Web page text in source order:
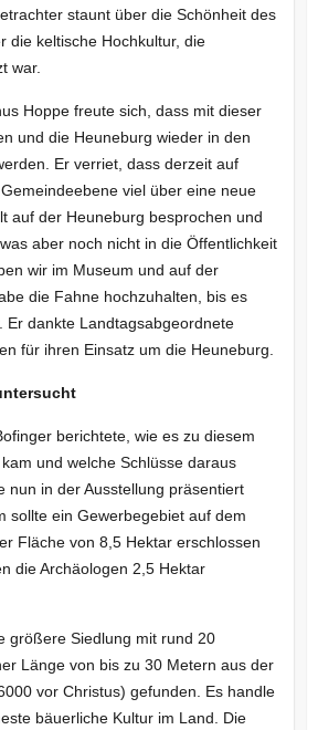
staunt über die Schönheit des
die keltische Hochkultur, die
war.
Hoppe freute sich, dass mit dieser
und die Heuneburg wieder in den
Er verriet, dass derzeit auf
viel über eine neue
auf der Heuneburg besprochen und
aber noch nicht in die Öffentlichkeit
wir im Museum und auf der
die Fahne hochzuhalten, bis es
Er dankte Landtagsabgeordnete
für ihren Einsatz um die Heuneburg.
berichtete, wie es zu diesem
und welche Schlüsse daraus
nun in der Ausstellung präsentiert
sollte ein Gewerbegebiet auf dem
Fläche von 8,5 Hektar erschlossen
die Archäologen 2,5 Hektar
größere Siedlung mit rund 20
Länge von bis zu 30 Metern aus der
vor Christus) gefunden. Es handle
bäuerliche Kultur im Land. Die